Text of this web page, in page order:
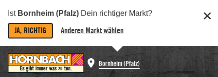
Ist Bornheim (Pfalz) Dein richtiger Markt?
JA, RICHTIG Anderen Markt wählen
Bornheim (Pfalz)